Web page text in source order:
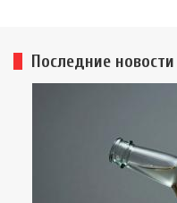
Последние новости